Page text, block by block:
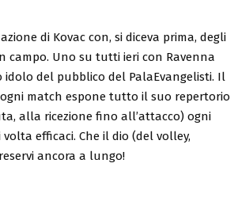
di Kovac con, si diceva prima, degli
campo. Uno su tutti ieri con Ravenna
idolo del pubblico del PalaEvangelisti. Il
match espone tutto il suo repertorio
alla ricezione fino all’attacco) ogni
efficaci. Che il dio (del volley,
ancora a lungo!